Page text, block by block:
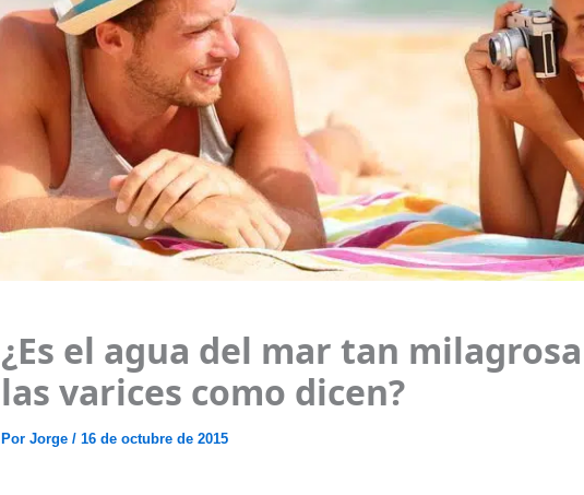
¿Es el agua del mar tan
las varices como dicen?
Por Jorge / 16 de octubre de 2015